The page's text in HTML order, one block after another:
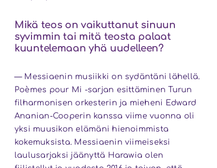
Mikä teos on vaikuttanut sinuun
syvimmin tai mitä teosta palaat
kuuntelemaan yhä uudelleen?
— Messiaenin musiikki on sydäntäni lähellä.
Poèmes pour Mi -sarjan esittäminen Turun
filharmonisen orkesterin ja mieheni Edward
Ananian-Cooperin kanssa viime vuonna oli
yksi muusikon elämäni hienoimmista
kokemuksista. Messiaenin viimeiseksi
laulusarjaksi jäänyttä Harawia olen